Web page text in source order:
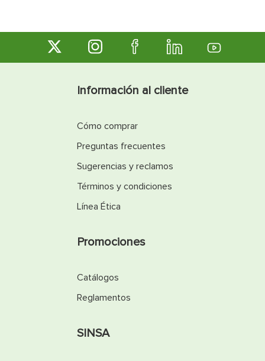
Información al cliente
Cómo comprar
Preguntas frecuentes
Sugerencias y reclamos
Términos y condiciones
Línea Ética
Promociones
Catálogos
Reglamentos
SINSA